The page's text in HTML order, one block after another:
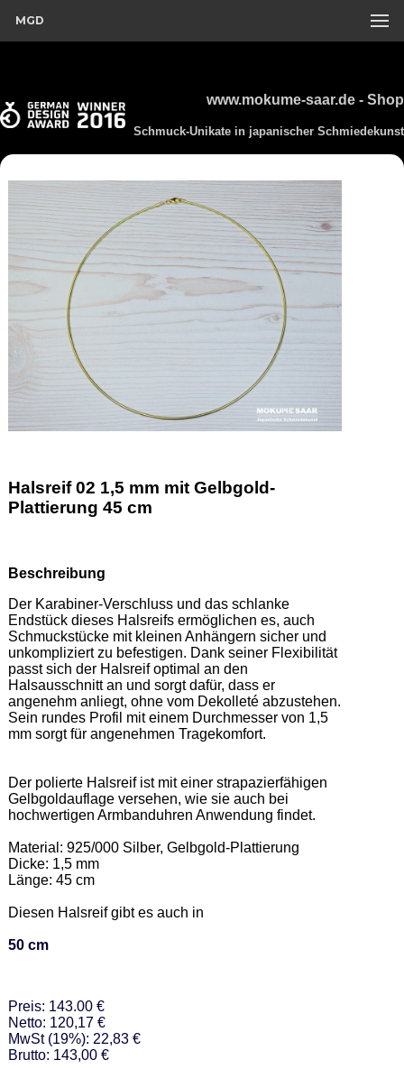
MGD
www.mokume-saar.de - Shop
Schmuck-Unikate in japanischer Schmiedekunst
Halsreif 02 1,5 mm mit Gelbgold-
Plattierung 45 cm
Beschreibung
Der Karabiner-Verschluss und das schlanke
Endstück dieses Halsreifs ermöglichen es, auch
Schmuckstücke mit kleinen Anhängern sicher und
unkompliziert zu befestigen. Dank seiner Flexibilität
passt sich der Halsreif optimal an den
Halsausschnitt an und sorgt dafür, dass er
angenehm anliegt, ohne vom Dekolleté abzustehen.
Sein rundes Profil mit einem Durchmesser von 1,5
mm sorgt für angenehmen Tragekomfort.
Der polierte Halsreif ist mit einer strapazierfähigen
Gelbgoldauflage versehen, wie sie auch bei
hochwertigen Armbanduhren Anwendung findet.
Material: 925/000 Silber, Gelbgold-Plattierung
Dicke: 1,5 mm
Länge: 45 cm
Diesen Halsreif gibt es auch in
50 cm
Preis: 143.00 €
Netto: 120,17 €
MwSt (19%): 22,83 €
Brutto: 143,00 €